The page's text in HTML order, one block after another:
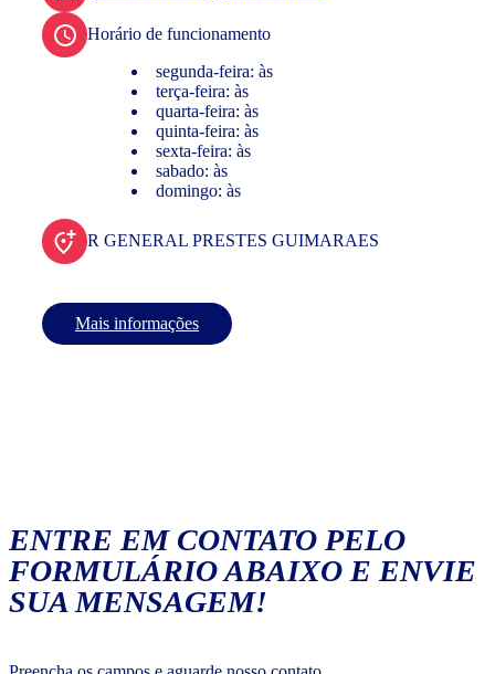
Horário de funcionamento
segunda-feira: às
terça-feira: às
quarta-feira: às
quinta-feira: às
sexta-feira: às
sabado: às
domingo: às
R GENERAL PRESTES GUIMARAES
Mais informações
ENTRE EM CONTATO PELO
FORMULÁRIO ABAIXO E ENVIE
SUA MENSAGEM!